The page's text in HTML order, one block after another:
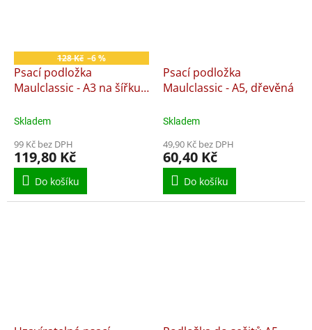
128 Kč –6 %
Psací podložka
Maulclassic - A3 na šířku,
Skladem
99 Kč bez DPH
119,80 Kč
Do košíku
Psací podložka
Maulclassic - A5, dřevěná
Skladem
49,90 Kč bez DPH
60,40 Kč
Do košíku